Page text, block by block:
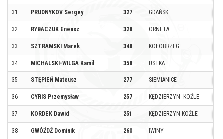
31 PRUDNYKOV Sergey 327 GDAŃSK
32 RYBACZUK Eneasz 328 ORNETA
33 SZTRAMSKI Marek 348 KOŁOBRZEG
34 MICHALSKI-WILGA Kamil 358 USTKA
35 STĘPIEŃ Mateusz 277 SIEMIANICE
36 CYRIS Przemysław 257 KĘDZIERZYN -KOŹLE
37 KORDEK Dawid 251 KĘDZIERZYN-KOŹLE
38 GWÓŹDŹ Dominik 260 IWINY